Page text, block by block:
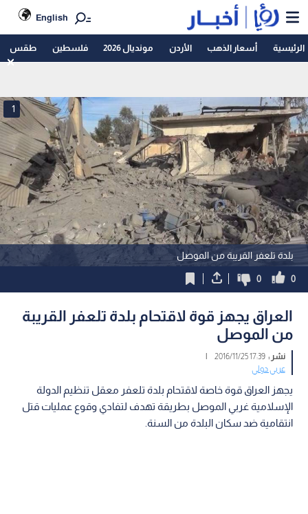
English
الرئيسية أسعار الذهب الأردن مونديال 2026 فلسطين طقس
بلدة تلعفر القريبة من الموصل
1
0
0
العراق يجهز قوة لاقتحام بلدة تلعفر القريبة
من الموصل
نشر :17:39 2016/11/25
|
عربي دولي
يجهز العراق قوة خاصة لاقتحام بلدة تلعفر معقل تنظيم الدولة
الإسلامية غربي الموصل بطريقة تهدف لتفادي وقوع عمليات قتل
انتقامية ضد سكان البلدة من السنة.